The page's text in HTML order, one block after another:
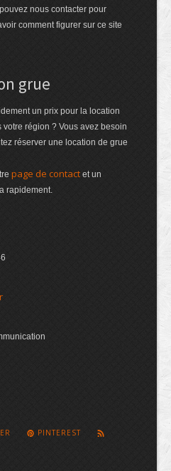
nous contacter pour
comment figurer sur ce site
grue
un prix pour la location
région ? Vous avez besoin
réserver une location de grue
page de contact et un
rapidement.
PINTEREST